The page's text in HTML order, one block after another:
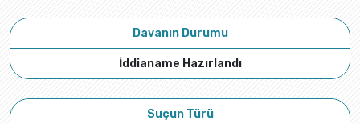
Davanın Durumu
İddianame Hazırlandı
Suçun Türü